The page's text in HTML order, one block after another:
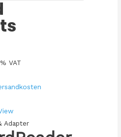
VAT
Adapter